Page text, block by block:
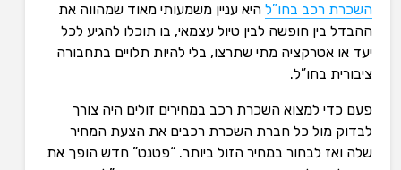
השכרת רכב בחו”ל היא עניין משמעותי מאוד שמהווה את
ההבדל בין חופשה לבין טיול עצמאי, בו תוכלו להגיע לכל
יעד או אטרקציה מתי שתרצו, בלי להיות תלויים בתחבורה
ציבורית בחו”ל.
פעם כדי למצוא השכרת רכב במחירים זולים היה צורך
לבדוק מול כל חברת השכרת רכבים את הצעת המחיר
שלה ואז לבחור במחיר הזול ביותר. “פטנט” חדש הופך את